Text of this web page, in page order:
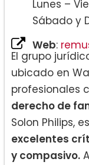
Lunes –
Sábado y
Web:
El grupo
ubicado en
profesionales
derecho de
Solon Philips,
excelentes
y compasivo.